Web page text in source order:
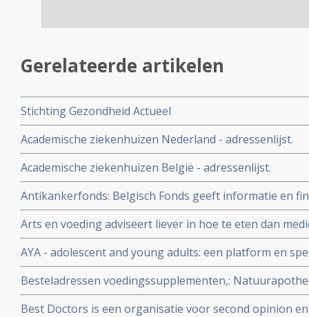
Gerelateerde artikelen
Stichting Gezondheid Actueel
Academische ziekenhuizen Nederland - adressenlijst.
Academische ziekenhuizen België - adressenlijst.
Antikankerfonds: Belgisch Fonds geeft informatie en
complementaire, niet-toxische middelen en
Arts en voeding adviseert liever in hoe te eten dan
AYA - adolescent and young adults: een platform en
en jong volwassenen met kanker binnen het Radboud
Besteladressen voedingssupplementen,:
korting op voedingsuppletie voor onze donateurs.
Best Doctors is een organisatie voor second opinion